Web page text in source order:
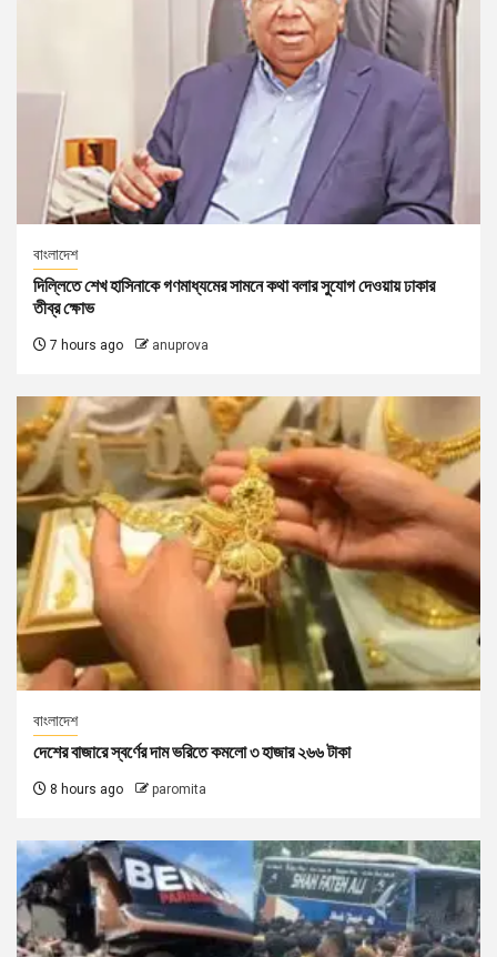
বাংলাদেশ
দিল্লিতে শেখ হাসিনাকে গণমাধ্যমের সামনে কথা বলার সুযোগ দেওয়ায় ঢাকার
তীব্র ক্ষোভ
7 hours ago anuprova
বাংলাদেশ
দেশের বাজারে স্বর্ণের দাম ভরিতে কমলো ৩ হাজার ২৬৬ টাকা
8 hours ago paromita